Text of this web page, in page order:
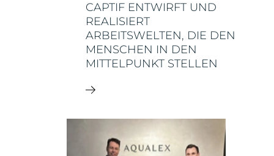
CAPTIF ENTWIRFT UND
REALISIERT
ARBEITSWELTEN, DIE DEN
MENSCHEN IN DEN
MITTELPUNKT STELLEN